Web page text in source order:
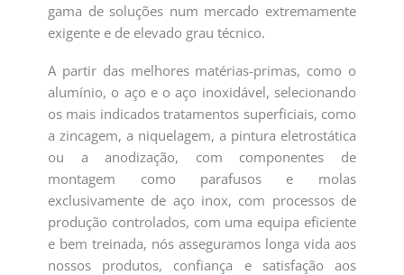
gama de soluções num mercado extremamente
exigente e de elevado grau técnico.
A partir das melhores matérias-primas, como o
alumínio, o aço e o aço inoxidável, selecionando
os mais indicados tratamentos superficiais, como
a zincagem, a niquelagem, a pintura eletrostática
ou a anodização, com componentes de
montagem como parafusos e molas
exclusivamente de aço inox, com processos de
produção controlados, com uma equipa eficiente
e bem treinada, nós asseguramos longa vida aos
nossos produtos, confiança e satisfação aos